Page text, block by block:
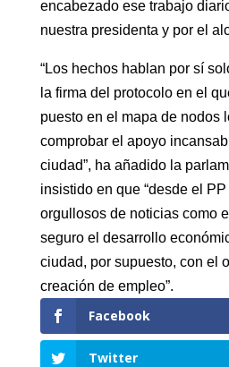
encabezado ese trabajo
nuestra presidenta y por el
“Los hechos hablan por sí
la firma del protocolo en el
puesto en el mapa de nodos
comprobar el apoyo
ciudad”, ha añadido la
insistido en que “desde el
orgullosos de noticias como
seguro el desarrollo
ciudad, por supuesto, con el
creación de empleo”.
Facebook
Twitter